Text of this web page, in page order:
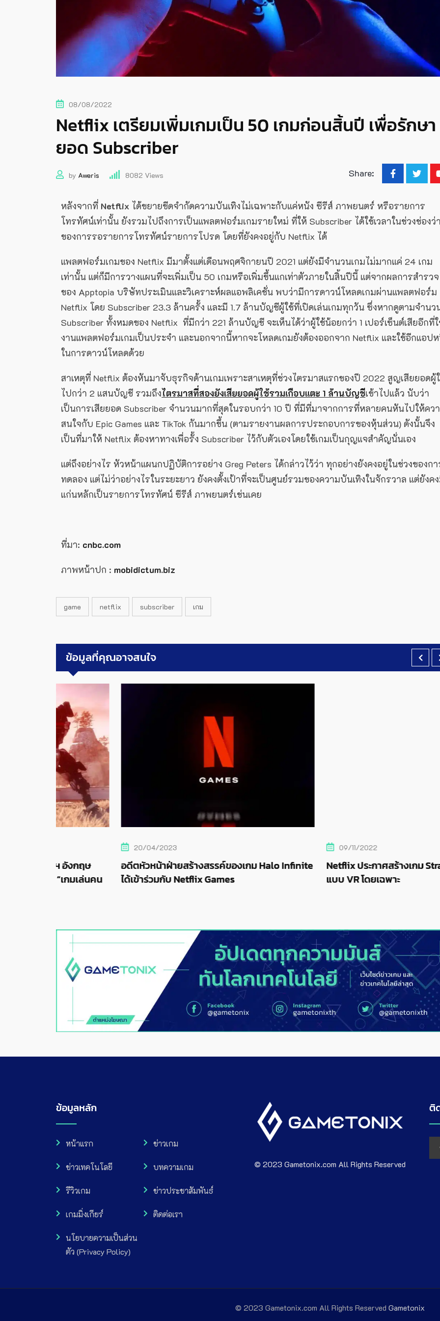
08/08/2022
Netflix เตรียมเพิ่มเกมเป็น 50 เกมก่อนสิ้นปี เพื่อรักษา
ยอด Subscriber
by Aweris 8082 Views Share:
หลังจากที่ Netflix ได้ขยายขีดจำกัดความบันเทิงไม่เฉพาะกับแค่หนัง ซีรีส์ ภาพยนตร์ หรือรายการ
โทรทัศน์เท่านั้น ยังรวมไปถึงการเป็นแพลตฟอร์มเกมรายใหม่ ที่ให้ Subscriber ได้ใช้เวลาในช่วงช่องว่
ของการรอรายการโทรทัศน์รายการโปรด โดยที่ยังคงอยู่กับ Netflix ได้
แพลตฟอร์มเกมของ Netflix มีมาตั้งแต่เดือนพฤศจิกายนปี 2021 แต่ยังมีจำนวนเกมไม่มากแค่ 24 เกม
เท่านั้น แต่ก็มีการวางแผนที่จะเพิ่มเป็น 50 เกมหรือเพิ่มขึ้นแกเท่าตัวภายในสิ้นปีนี้ แต่จากผลการสำรวจ
ของ Apptopia บริษัทประเมินและวิเคราะห์ผลแอพลิเคชั่น พบว่ามีการดาวน์โหลดเกมผ่านแพลตฟอร์ม
Netflix โดย Subscriber 23.3 ล้านครั้ง และมี 1.7 ล้านบัญชีผู้ใช้ที่เปิดเล่นเกมทุกวัน ซึ่งหากดูตามจำนว
Subscriber ทั้งหมดของ Netflix ที่มีกว่า 221 ล้านบัญชี จะเห็นได้ว่าผู้ใช้น้อยกว่า 1 เปอร์เซ็นต์เสียอีกที่
งานแพลตฟอร์มเกมเป็นประจำ และนอกจากนี้หากจะโหลดเกมยังต้องออกจาก Netflix และใช้อีกแอป
ในการดาวน์โหลดด้วย
สาเหตุที่ Netflix ต้องหันมาจับธุรกิจด้านเกมเพราะสาเหตุที่ช่วงไตรมาสแรกของปี 2022 สูญเสียยอดผู้
ไปกว่า 2 แสนบัญชี รวมถึงไตรมาสที่สองยังเสียยอดผู้ใช้รวมเกือบแตะ 1 ล้านบัญชีเข้าไปแล้ว นับว่า
เป็นการเสียยอด Subscriber จำนวนมากที่สุดในรอบกว่า 10 ปี ที่มีที่มาจากการที่หลายคนหันไปให้คว
สนใจกับ Epic Games และ TikTok กันมากขึ้น (ตามรายงานผลการประกอบการของหุ้นส่วน) ดังนั้นจึง
เป็นที่มาให้ Netflix ต้องหาทางเพื่อรั้ง Subscriber ไว้กับตัวเองโดยใช้เกมเป็นกุญแจสำคัญนั่นเอง
แต่ถึงอย่างไร หัวหน้าแผนกปฏิบัติการอย่าง Greg Peters ได้กล่าวไว้ว่า ทุกอย่างยังคงอยู่ในช่วงของกา
ทดลอง แต่ไม่ว่าอย่างไรในระยะยาว ยังคงตั้งเป้าที่จะเป็นศูนย์รวมของความบันเทิงในจักรวาล แต่ยังค
แก่นหลักเป็นรายการโทรทัศน์ ซีรีส์ ภาพยนตร์เช่นเคย
ที่มา: cnbc.com
ภาพหน้าปก : mobidictum.biz
game netflix subscriber เกม
ข้อมูลที่คุณอาจสนใจ
อดีตหัวหน้าฝ่ายสร้างสรรค์ของเกม Halo Infinite
ได้เข้าร่วมกับ Netflix Games
Netflix ประกาศสร้างเกม Stranger Things ใน
แบบ VR โดยเฉพาะ
ข้อมูลหลัก
หน้าแรก ข่าวเกม
ข่าวเทคโนโลยี บทความเกม
รีวิวเกม ข่าวประชาสัมพันธ์
เกมมิ่งเกียร์ ติดต่อเรา
นโยบายความเป็นส่วน
ตัว (Privacy Policy)
© 2023 Gametonix.com All Rights Reserved
ติ
© 2023 Gametonix.com All Rights Reserved Gametonix